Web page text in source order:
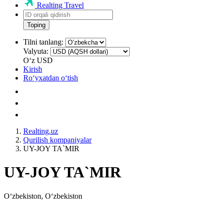
Realting Travel
Toping
Tilni tanlang:
Valyuta:
Oʻz USD
Kirish
Roʻyxatdan oʻtish
Realting.uz
Qurilish kompaniyalar
UY-JOY TA`MIR
UY-JOY TA`MIR
Oʻzbekiston, Oʻzbekiston